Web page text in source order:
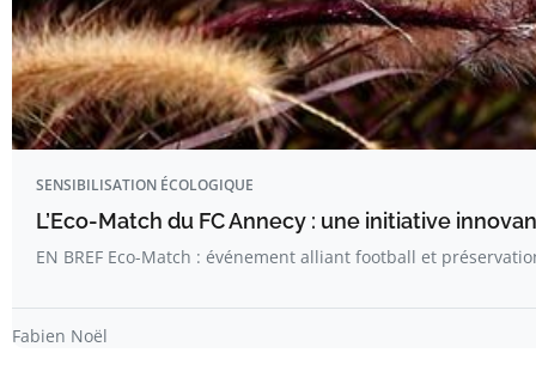
SENSIBILISATION ÉCOLOGIQUE
L’Eco-Match du FC Annecy : une initiative
EN BREF Eco-Match : événement alliant football et
Fabien Noël